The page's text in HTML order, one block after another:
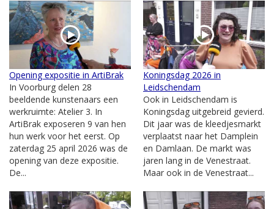
Opening expositie in ArtiBrak
In Voorburg delen 28
beeldende kunstenaars een
werkruimte: Atelier 3. In
ArtiBrak exposeren 9 van hen
hun werk voor het eerst. Op
zaterdag 25 april 2026 was de
opening van deze expositie.
De...
Koningsdag 2026 in
Leidschendam
Ook in Leidschendam is
Koningsdag uitgebreid gevierd.
Dit jaar was de kleedjesmarkt
verplaatst naar het Damplein
en Damlaan. De markt was
jaren lang in de Venestraat.
Maar ook in de Venestraat...